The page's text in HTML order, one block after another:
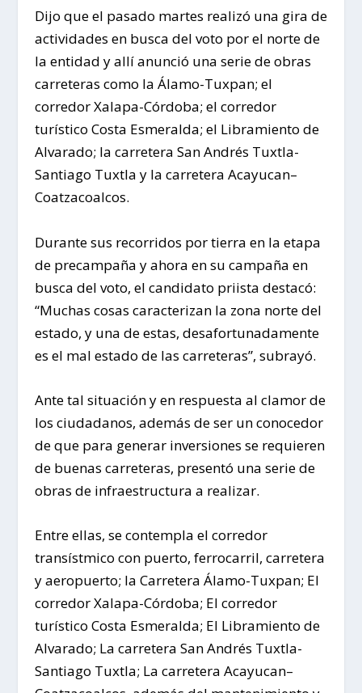
Dijo que el pasado martes realizó una gira de
actividades en busca del voto por el norte de
la entidad y allí anunció una serie de obras
carreteras como la Álamo-Tuxpan; el
corredor Xalapa-Córdoba; el corredor
turístico Costa Esmeralda; el Libramiento de
Alvarado; la carretera San Andrés Tuxtla-
Santiago Tuxtla y la carretera Acayucan–
Coatzacoalcos.
Durante sus recorridos por tierra en la etapa
de precampaña y ahora en su campaña en
busca del voto, el candidato priista destacó:
“Muchas cosas caracterizan la zona norte del
estado, y una de estas, desafortunadamente
es el mal estado de las carreteras”, subrayó.
Ante tal situación y en respuesta al clamor de
los ciudadanos, además de ser un conocedor
de que para generar inversiones se requieren
de buenas carreteras, presentó una serie de
obras de infraestructura a realizar.
Entre ellas, se contempla el corredor
transístmico con puerto, ferrocarril, carretera
y aeropuerto; la Carretera Álamo-Tuxpan; El
corredor Xalapa-Córdoba; El corredor
turístico Costa Esmeralda; El Libramiento de
Alvarado; La carretera San Andrés Tuxtla-
Santiago Tuxtla; La carretera Acayucan–